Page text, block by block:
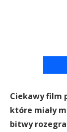
Ciekawy film
które miały
bitwy